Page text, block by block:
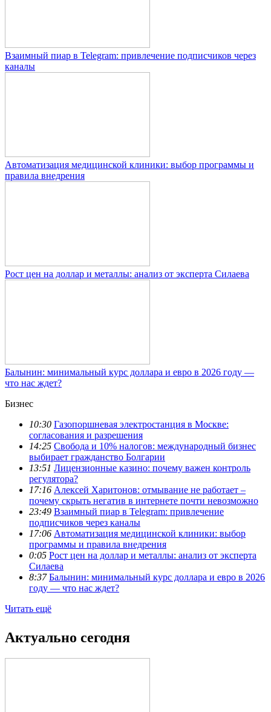
Взаимный пиар в Telegram: привлечение подписчиков через
каналы
Автоматизация медицинской клиники: выбор программы и
правила внедрения
Рост цен на доллар и металлы: анализ от эксперта Силаева
Балынин: минимальный курс доллара и евро в 2026 году —
что нас ждет?
Бизнес
10:30 Газопоршневая электростанция в Москве:
согласования и разрешения
14:25 Свобода и 10% налогов: международный бизнес
выбирает гражданство Болгарии
13:51 Лицензионные казино: почему важен контроль
регулятора?
17:16 Алексей Харитонов: отмывание не работает –
почему скрыть негатив в интернете почти невозможно
23:49 Взаимный пиар в Telegram: привлечение
подписчиков через каналы
17:06 Автоматизация медицинской клиники: выбор
программы и правила внедрения
0:05 Рост цен на доллар и металлы: анализ от эксперта
Силаева
8:37 Балынин: минимальный курс доллара и евро в 2026
году — что нас ждет?
Читать ещё
Актуально сегодня